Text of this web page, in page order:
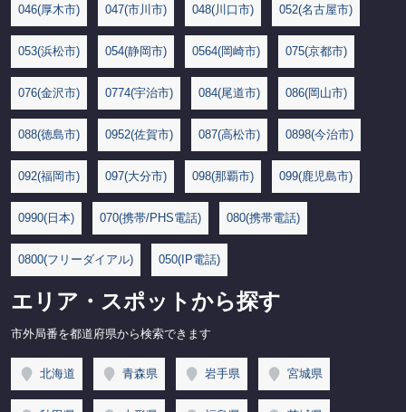
046(厚木市) 047(市川市) 048(川口市) 052(名古屋市)
053(浜松市) 054(静岡市) 0564(岡崎市) 075(京都市)
076(金沢市) 0774(宇治市) 084(尾道市) 086(岡山市)
088(徳島市) 0952(佐賀市) 087(高松市) 0898(今治市)
092(福岡市) 097(大分市) 098(那覇市) 099(鹿児島市)
0990(日本) 070(携帯/PHS電話) 080(携帯電話)
0800(フリーダイアル) 050(IP電話)
エリア・スポットから探す
市外局番を都道府県から検索できます
北海道 青森県 岩手県 宮城県